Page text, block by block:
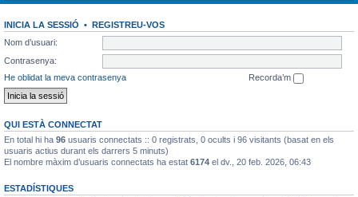
INICIA LA SESSIÓ • REGISTREU-VOS
Nom d’usuari:
Contrasenya:
He oblidat la meva contrasenya
Recorda’m
QUI ESTÀ CONNECTAT
En total hi ha 96 usuaris connectats :: 0 registrats, 0 ocults i 96 visitants (basat en els
usuaris actius durant els darrers 5 minuts)
El nombre màxim d’usuaris connectats ha estat 6174 el dv., 20 feb. 2026, 06:43
ESTADÍSTIQUES